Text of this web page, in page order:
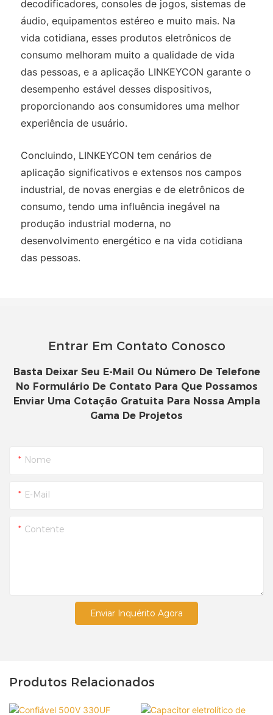
decodificadores, consoles de jogos, sistemas de
áudio, equipamentos estéreo e muito mais. Na
vida cotidiana, esses produtos eletrônicos de
consumo melhoram muito a qualidade de vida
das pessoas, e a aplicação LINKEYCON garante o
desempenho estável desses dispositivos,
proporcionando aos consumidores uma melhor
experiência de usuário.
Concluindo, LINKEYCON tem cenários de
aplicação significativos e extensos nos campos
industrial, de novas energias e de eletrônicos de
consumo, tendo uma influência inegável na
produção industrial moderna, no
desenvolvimento energético e na vida cotidiana
das pessoas.
Entrar Em Contato Conosco
Basta Deixar Seu E-Mail Ou Número De Telefone
No Formulário De Contato Para Que Possamos
Enviar Uma Cotação Gratuita Para Nossa Ampla
Gama De Projetos
Nome
E-Mail
Contente
Enviar Inquérito Agora
Produtos Relacionados